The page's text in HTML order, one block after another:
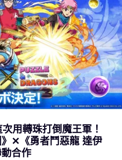
用轉珠打倒魔王軍！
✕《勇者鬥惡龍 達伊
合作